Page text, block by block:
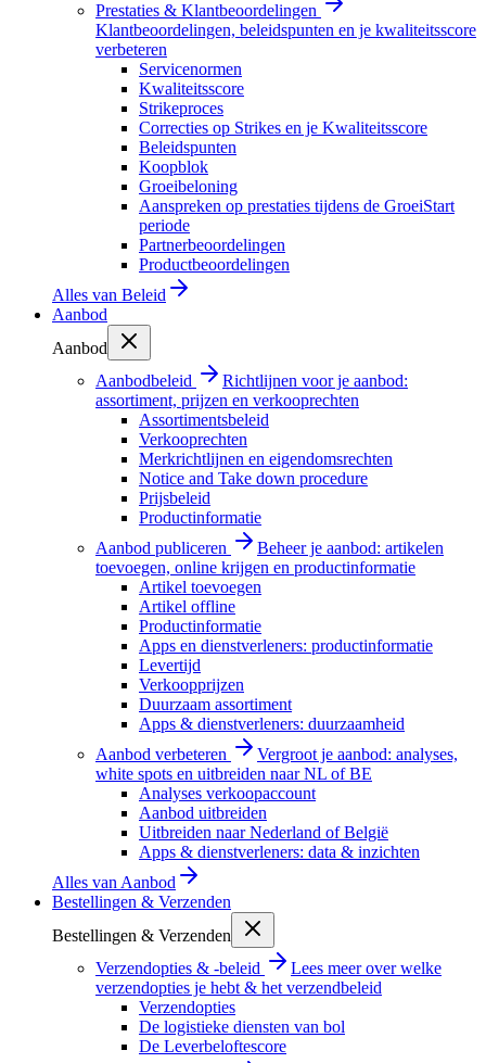
Prestaties & Klantbeoordelingen
Klantbeoordelingen, beleidspunten en je kwaliteitsscore
verbeteren
Servicenormen
Kwaliteitsscore
Strikeproces
Correcties op Strikes en je Kwaliteitsscore
Beleidspunten
Koopblok
Groeibeloning
Aanspreken op prestaties tijdens de GroeiStart
periode
Partnerbeoordelingen
Productbeoordelingen
Alles van Beleid
Aanbod
Aanbod
Aanbodbeleid
Richtlijnen voor je aanbod:
assortiment, prijzen en verkooprechten
Assortimentsbeleid
Verkooprechten
Merkrichtlijnen en eigendomsrechten
Notice and Take down procedure
Prijsbeleid
Productinformatie
Aanbod publiceren
Beheer je aanbod: artikelen
toevoegen, online krijgen en productinformatie
Artikel toevoegen
Artikel offline
Productinformatie
Apps en dienstverleners: productinformatie
Levertijd
Verkoopprijzen
Duurzaam assortiment
Apps & dienstverleners: duurzaamheid
Aanbod verbeteren
Vergroot je aanbod: analyses,
white spots en uitbreiden naar NL of BE
Analyses verkoopaccount
Aanbod uitbreiden
Uitbreiden naar Nederland of België
Apps & dienstverleners: data & inzichten
Alles van Aanbod
Bestellingen & Verzenden
Bestellingen & Verzenden
Verzendopties & -beleid
Lees meer over welke
verzendopties je hebt & het verzendbeleid
Verzendopties
De logistieke diensten van bol
De Leverbeloftescore